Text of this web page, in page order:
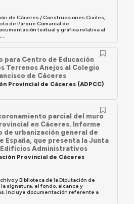
de Cáceres / Construcciones Civiles,
de Parque Comarcal de
textual y gráfica relativa al
Centro de Educación
Terrenos Anejos al Colegio
de Cáceres
Provincial de Cáceres (ADPCC)
parcial del muro
en Cáceres. Informe
de urbanización general de
España, que presenta la Junta
Administrativos
Provincial de Cáceres
y Biblioteca de la Diputación de
signatura, el fondo, alcance y
Incluye documentación referente a